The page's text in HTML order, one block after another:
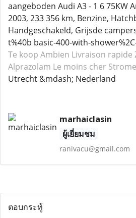
aangeboden Audi A3 - 1 6 75KW
2003, 233 356 km, Benzine,
Handgeschakeld, Grijsde
t%40b basic-400-with-
Te koop Ambien Livraison rapide
Alprazolam Le moins cher
Utrecht &mdash; Nederland
marhaiclasin
ผู้เยี่ยมชม
ranivacu@gmail.com
ตอบกระทู้